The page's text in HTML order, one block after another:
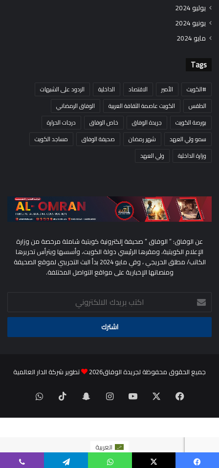
يوليو 2024
يونيو 2024
مايو 2024
Tags
#الكويت الأمير الاقتصاد الداخلية
الردود على الشبهات
الطقس
الكويت عاصمة الثقافة العربية
الوفاق الرمضاني
بورصة الكويت
جريدة الوفاق خاص الوفاق
درجات الحرارة
سمو ولي العهد
شهر رمضان صحيفة الوفاق
مساجد الكويت
وزارة الداخلية
ولي العهد
عن الوفاق: ” الوفاق ” صحيفة إلكترونية كويتية شاملة مرخصة من وزارة
الإعلام الكويتية، ومقرها الرئيسي دولة الكويت، وأسسها ويترأس تحريرها
الكاتب/ مطلق الحريجي ، وفي مايو 2024 بدأ البث التجريبي لموقع الصحيفة
ومنصاتها الإخبارية على مواقع التواصل المختلفة.
اكتب
بريدك
الالكتروني
جميع الحقوق محفوظة لجريدة الوفاق2026 تطوير شركة الدار العالمية
فيسبوك ‫YouTubeانستقرامسناب
تشات
‫TikTokواتساب
العربية